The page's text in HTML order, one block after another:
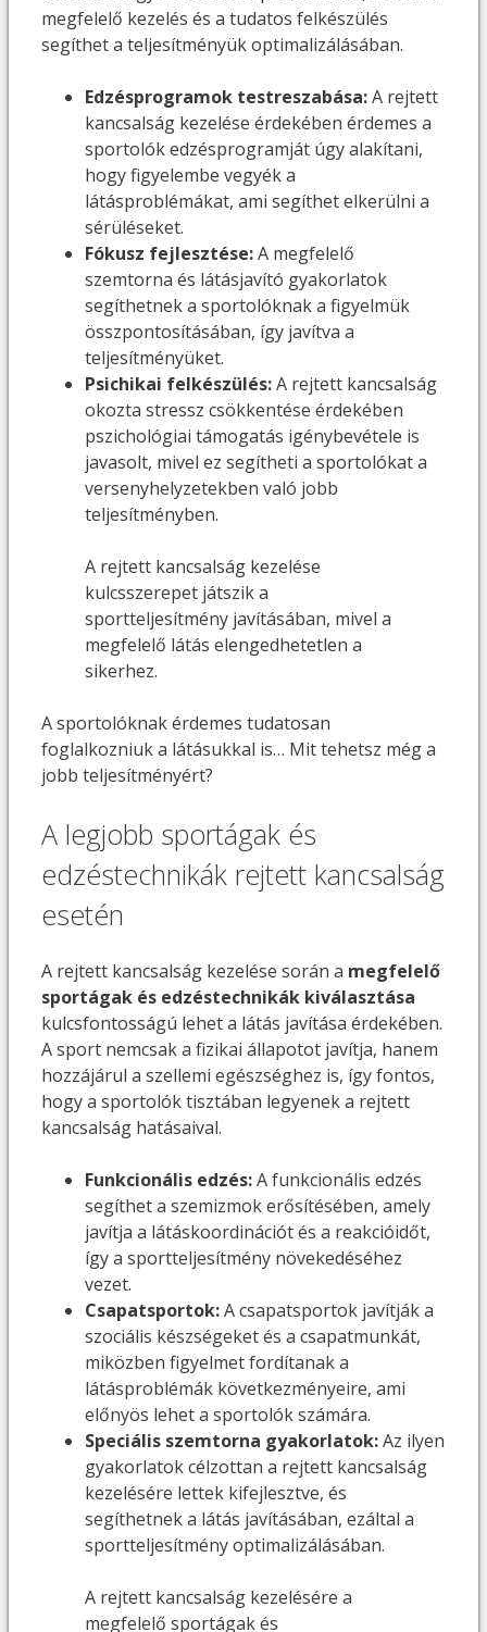
megfelelő kezelés és a tudatos felkészülés
segíthet a teljesítményük optimalizálásában.
Edzésprogramok testreszabása:A rejtett
kancsalság kezelése érdekében érdemes a
sportolók edzésprogramját úgy alakítani,
hogy figyelembe vegyék a
látásproblémákat, ami segíthet elkerülni a
sérüléseket.
Fókusz fejlesztése:A megfelelő
szemtorna és látásjavító gyakorlatok
segíthetnek a sportolóknak a figyelmük
összpontosításában, így javítva a
teljesítményüket.
Psichikai felkészülés:A rejtett kancsalság
okozta stressz csökkentése érdekében
pszichológiai támogatás igénybevétele is
javasolt, mivel ez segítheti a sportolókat a
versenyhelyzetekben való jobb
teljesítményben.
A rejtett kancsalság kezelése
kulcsszerepet játszik a
sportteljesítmény javításában, mivel a
megfelelő látás elengedhetetlen a
sikerhez.
A sportolóknak érdemes tudatosan
foglalkozniuk a látásukkal is… Mit tehetsz még a
jobb teljesítményért?
A legjobb sportágak és
edzéstechnikák rejtett kancsalság
esetén
A rejtett kancsalság kezelése során a megfelelő
sportágak és edzéstechnikák kiválasztása
kulcsfontosságú lehet a látás javítása érdekében.
A sport nemcsak a fizikai állapotot javítja, hanem
hozzájárul a szellemi egészséghez is, így fontos,
hogy a sportolók tisztában legyenek a rejtett
kancsalság hatásaival.
Funkcionális edzés:A funkcionális edzés
segíthet a szemizmok erősítésében, amely
javítja a látáskoordinációt és a reakcióidőt,
így a sportteljesítmény növekedéséhez
vezet.
Csapatsportok:A csapatsportok javítják a
szociális készségeket és a csapatmunkát,
miközben figyelmet fordítanak a
látásproblémák következményeire, ami
előnyös lehet a sportolók számára.
Speciális szemtorna gyakorlatok:Az ilyen
gyakorlatok célzottan a rejtett kancsalság
kezelésére lettek kifejlesztve, és
segíthetnek a látás javításában, ezáltal a
sportteljesítmény optimalizálásában.
A rejtett kancsalság kezelésére a
megfelelő sportágak és